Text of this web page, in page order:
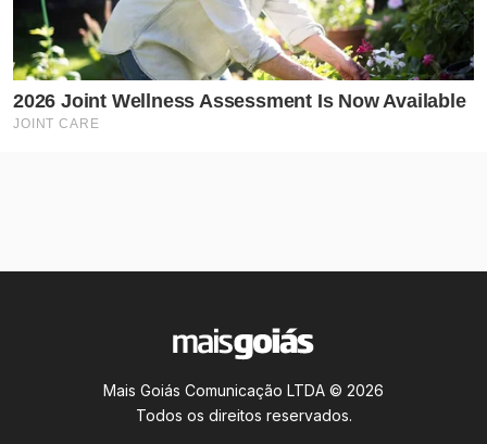
Mais Goiás Comunicação LTDA © 2026
Todos os direitos reservados.